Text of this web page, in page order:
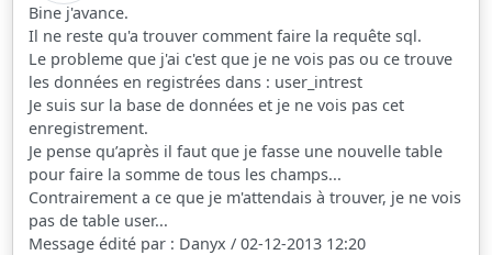
Bine j'avance.
Il ne reste qu'a trouver comment faire la requête sql.
Le probleme que j'ai c'est que je ne vois pas ou ce trouve
les données en registrées dans : user_intrest
Je suis sur la base de données et je ne vois pas cet
enregistrement.
Je pense qu’après il faut que je fasse une nouvelle table
pour faire la somme de tous les champs...
Contrairement a ce que je m'attendais à trouver, je ne vois
pas de table user...
Message édité par : Danyx / 02-12-2013 12:20